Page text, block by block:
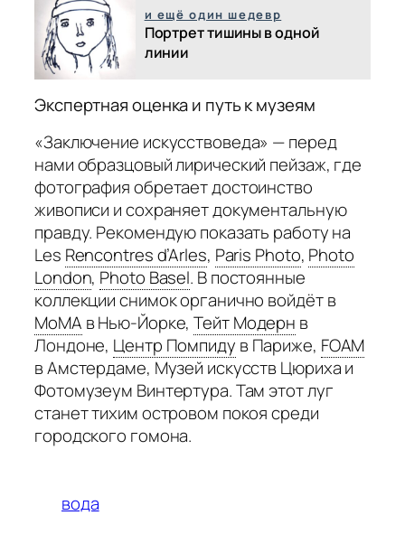
и ещё один шедевр
Портрет тишины в одной
линии
Экспертная оценка и путь к музеям
«Заключение искусствоведа» — перед
нами образцовый лирический пейзаж, где
фотография обретает достоинство
живописи и сохраняет документальную
правду. Рекомендую показать работу на
Les Rencontres d’Arles, Paris Photo, Photo
London, Photo Basel. В постоянные
коллекции снимок органично войдёт в
MoMA в Нью-Йорке, Тейт Модерн в
Лондоне, Центр Помпиду в Париже, FOAM
в Амстердаме, Музей искусств Цюриха и
Фотомузеум Винтертура. Там этот луг
станет тихим островом покоя среди
городского гомона.
вода